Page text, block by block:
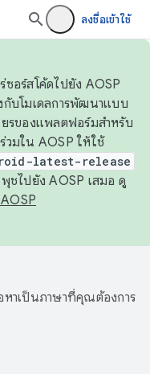
ลงชื่อเข้าใช้
อร์สโค้ดไปยัง AOSP
บโมเดลการพัฒนาแบบ
รของแพลตฟอร์มสำหรับ
วมใน AOSP ให้ใช้
latest-release
ชไปยัง AOSP เสมอ ดู
าเป็นภาษาที่คุณต้องการ